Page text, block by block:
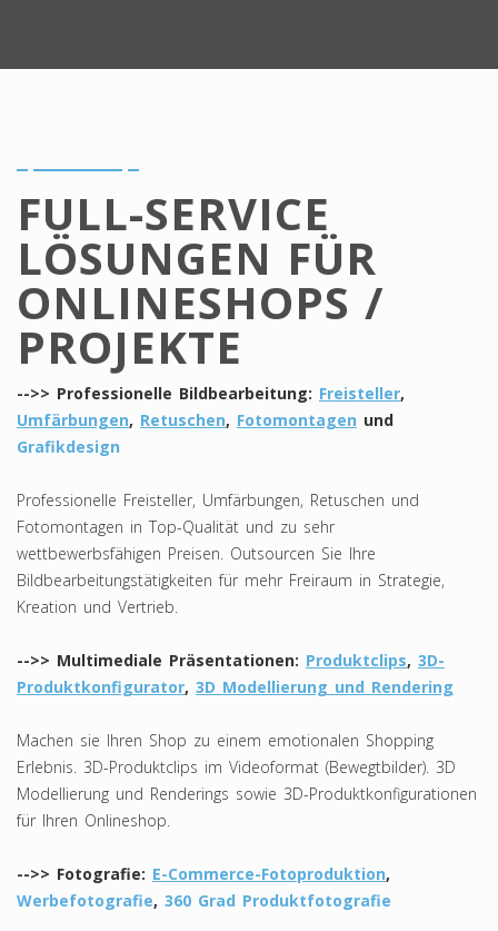
FULL-SERVICE
LÖSUNGEN FÜR
ONLINESHOPS /
PROJEKTE
-->> Professionelle Bildbearbeitung: Freisteller,
Umfärbungen, Retuschen, Fotomontagen und
Grafikdesign
Professionelle Freisteller, Umfärbungen, Retuschen und
Fotomontagen in Top-Qualität und zu sehr
wettbewerbsfähigen Preisen. Outsourcen Sie Ihre
Bildbearbeitungstätigkeiten für mehr Freiraum in Strategie,
Kreation und Vertrieb.
-->> Multimediale Präsentationen: Produktclips, 3D-
Produktkonfigurator, 3D Modellierung und Rendering
Machen sie Ihren Shop zu einem emotionalen Shopping
Erlebnis. 3D-Produktclips im Videoformat (Bewegtbilder). 3D
Modellierung und Renderings sowie 3D-Produktkonfigurationen
für Ihren Onlineshop.
-->> Fotografie: E-Commerce-Fotoproduktion,
Werbefotografie, 360 Grad Produktfotografie